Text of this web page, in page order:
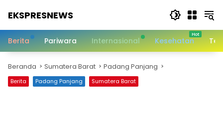
EKSPRESNEWS
Dalam
Berita Pariwara Internasional Kesehatan
Beranda Sumatera Barat Padang Panjang
Berita Padang Panjang Sumatera Barat